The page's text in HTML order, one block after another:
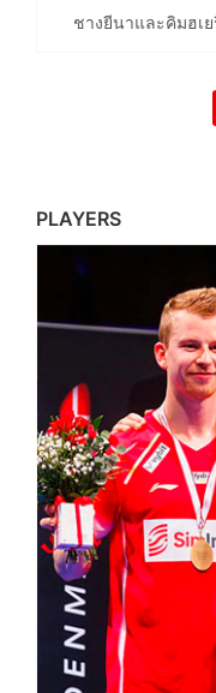
ชางยีนาและคิมฮเ
PLAYERS